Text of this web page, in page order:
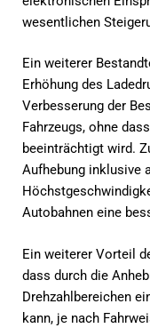
wesentlichen
Ein weiterer
Erhöhung des
Verbesserung der
Fahrzeugs, ohne
beeinträchtigt wird.
Aufhebung inklusive
Autobahnen eine
Ein weiterer Vorteil
dass durch die
Drehzahlbereichen
kann, je nach